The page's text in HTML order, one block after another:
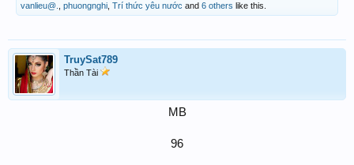
vanlieu@. phuongnghi Trí thức yêu nước and 6 others like this.
TruySat789
Thần Tài
MB
96